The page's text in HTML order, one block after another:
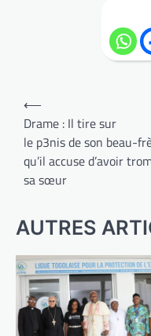
Navigation
de
l’article
⟵
Drame : Il tire sur
le p3nis de son beau-
qu’il accuse d’avoir
sa sœur
AUTRES